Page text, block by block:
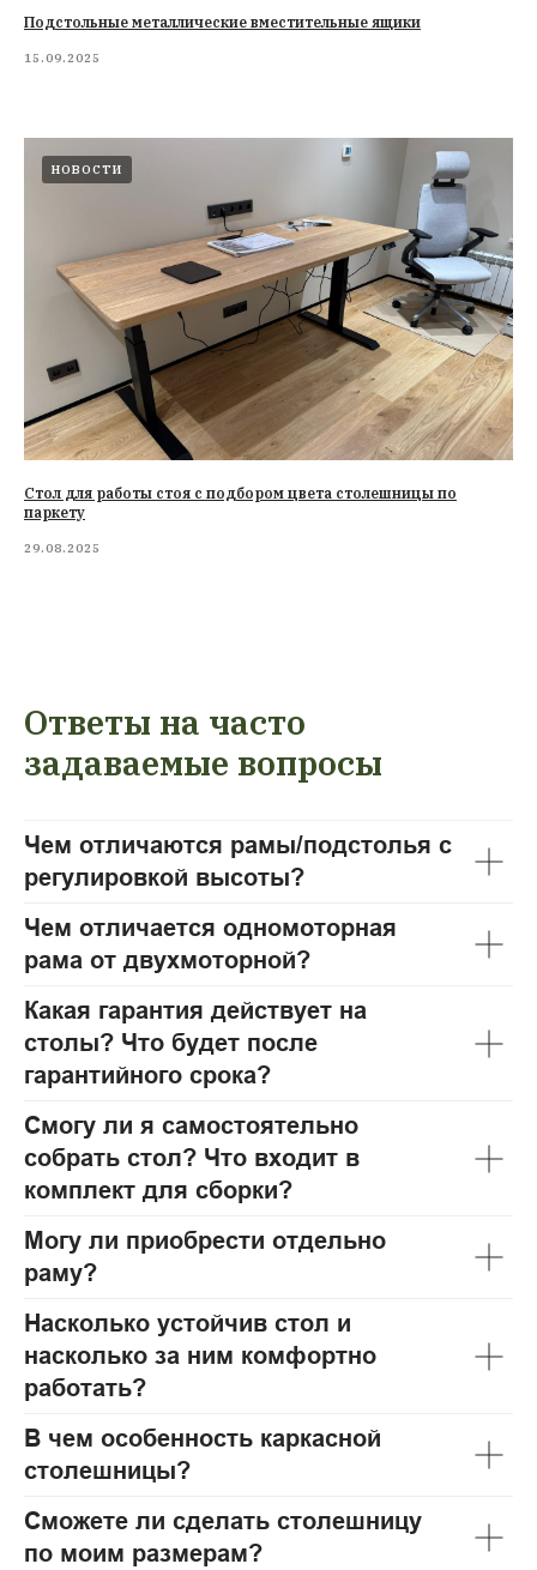
Подстольные металлические вместительные ящики
15.09.2025
НОВОСТИ
Стол для работы стоя с подбором цвета столешницы по
паркету
29.08.2025
Ответы на часто
задаваемые вопросы
Чем отличаются рамы/подстолья с
регулировкой высоты?
Чем отличается одномоторная
рама от двухмоторной?
Какая гарантия действует на
столы? Что будет после
гарантийного срока?
Смогу ли я самостоятельно
собрать стол? Что входит в
комплект для сборки?
Могу ли приобрести отдельно
раму?
Насколько устойчив стол и
насколько за ним комфортно
работать?
В чем особенность каркасной
столешницы?
Сможете ли сделать столешницу
по моим размерам?